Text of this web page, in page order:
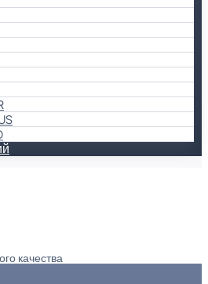
качества